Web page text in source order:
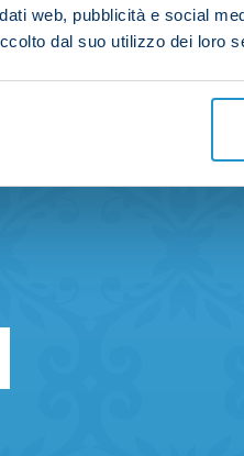
web, pubblicità e social
dal suo utilizzo dei loro